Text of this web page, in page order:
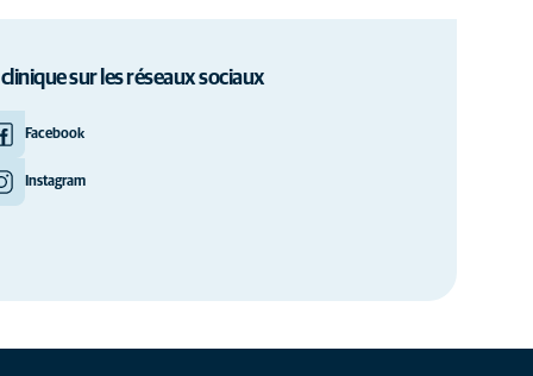
clinique sur les réseaux sociaux
Facebook
Instagram